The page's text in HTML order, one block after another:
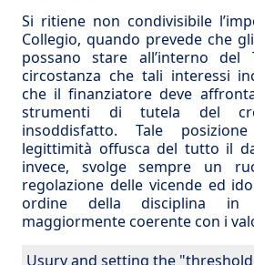
Si ritiene non condivisibile
Collegio, quando prevede che
possano stare all’interno del
circostanza che tali interessi
che il finanziatore deve
strumenti di tutela del
insoddisfatto. Tale
legittimità offusca del tutto il
invece, svolge sempre un
regolazione delle vicende ed
ordine della disciplina in
maggiormente coerente con i
Usury and setting the